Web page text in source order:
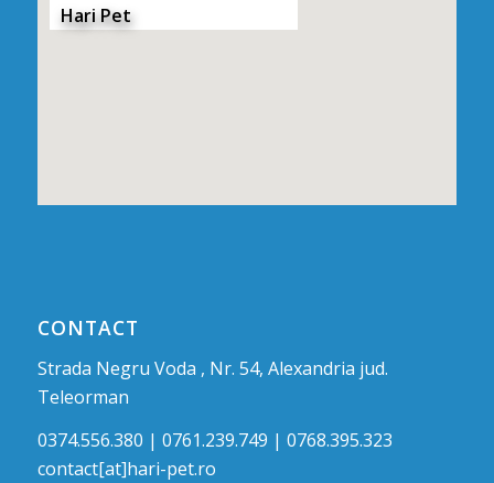
Hari Pet
CONTACT
Strada Negru Voda , Nr. 54, Alexandria jud.
Teleorman
0374.556.380 | 0761.239.749 | 0768.395.323
contact[at]hari-pet.ro